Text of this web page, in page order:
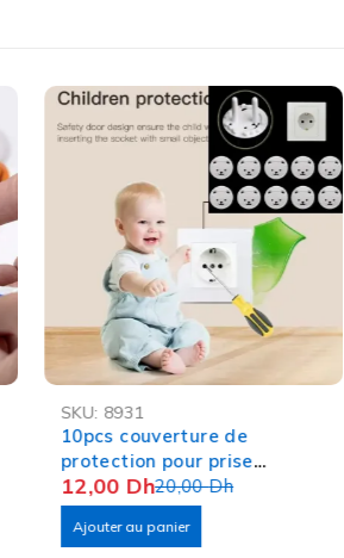
OFFRE FLASH
SKU: 8931
10pcs couverture de
protection pour prise
électrique20,00Dh
12,00 Dh
Ajouter au panier